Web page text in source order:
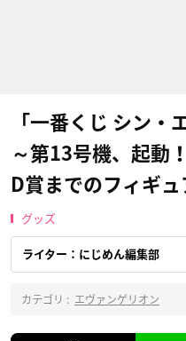
「一番くじ シン・
～第13号機、起動
D賞までのフィギ
グッズ
ライター：にじめん編集部
カテゴリ : エヴァンゲリオン